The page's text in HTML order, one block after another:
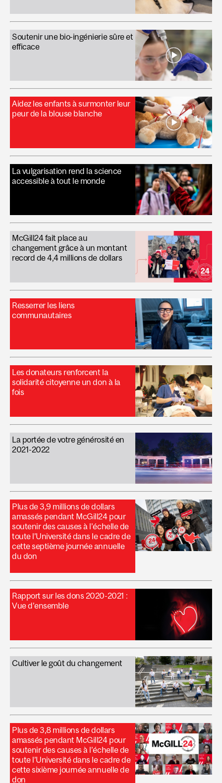
Soutenir une bio-ingénierie sûre et
efficace
Aidez les enfants à surmonter leur
peur de la blouse blanche
La vulgarisation rend la science
accessible à tout le monde
McGill24 fait place au
changement grâce à un montant
record de 4,4 millions de dollars
Resserrer les liens
communautaires
Les donateurs renforcent la
solidarité citoyenne un don à la
fois
La portée de votre générosité en
2021-2022
Plus de 3,9 millions de dollars
amassés pendant McGill24 pour
soutenir des causes à l’échelle de
toute l’Université dans le cadre de
cette septième journée annuelle
du don
Rapport sur les dons 2020-2021 :
Vue d’ensemble
Cultiver le goût du changement
Plus de 3,8 millions de dollars
amassés pendant McGill24 pour
soutenir des causes à l’échelle de
toute l’Université dans le cadre de
cette sixième journée annuelle de
don